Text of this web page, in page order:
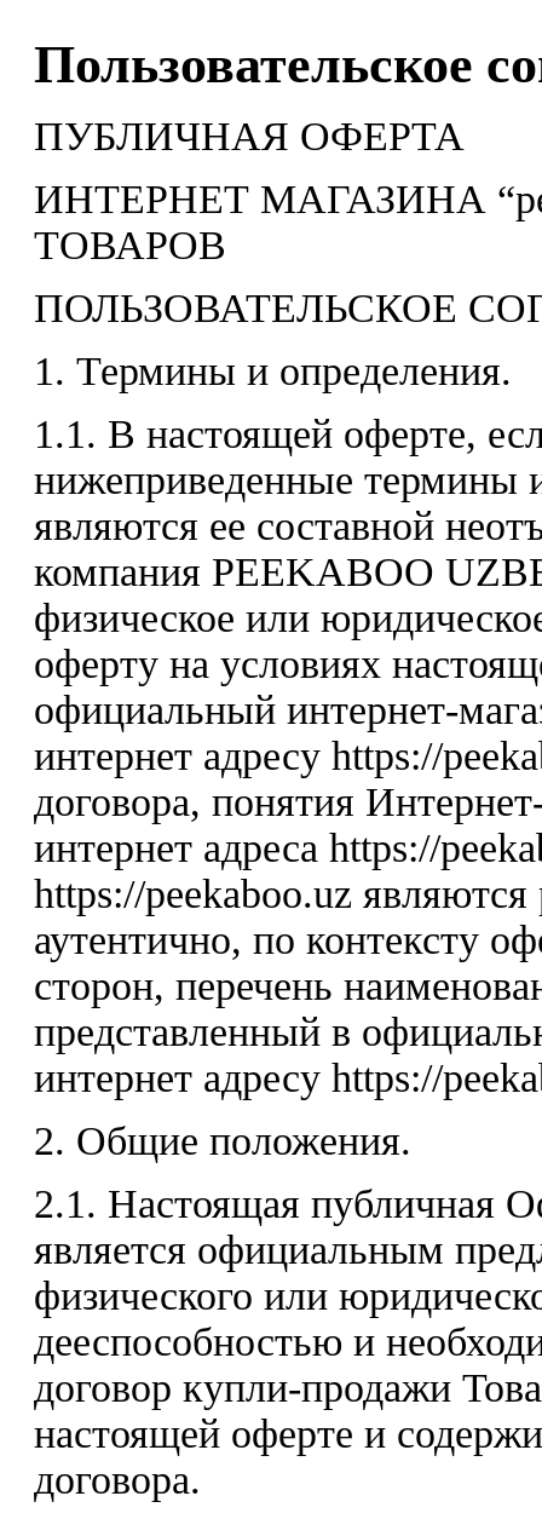
Пользовательское
ПУБЛИЧНАЯ ОФЕРТА
ИНТЕРНЕТ МАГАЗИНА
ТОВАРОВ
ПОЛЬЗОВАТЕЛЬСКОЕ
1. Термины и определения.
1.1. В настоящей оферте,
нижеприведенные термины
являются ее составной
компания PEEKABOO
физическое или
оферту на условиях
официальный интернет-
интернет адресу https://
договора, понятия
интернет адреса https://
https://peekaboo.uz
аутентично, по контексту
сторон, перечень
представленный в
интернет адресу https://
2. Общие положения.
2.1. Настоящая публичная
является официальным
физического или
дееспособностью и
договор купли-продажи
настоящей оферте и
договора.